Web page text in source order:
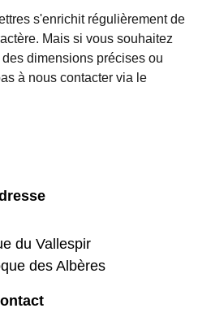
s'enrichit régulièrement de
Mais si vous souhaitez
dimensions précises ou
à nous contacter via le
du Vallespir
des Albères